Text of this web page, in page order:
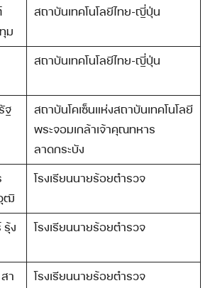
ม
สถาบันเทคโนโลยีไทย-ญี่ปุ่น
สถาบันเทคโนโลยีไทย-ญี่ปุ่น
ฐ
สถาบันโคเซ็นแห่งสถาบันเทคโนโลยี
พระจอมเกล้าเจ้าคุณทหาร
ลาดกระบัง
ฒิ
โรงเรียนนายร้อยตำรวจ
รุ้ง
โรงเรียนนายร้อยตำรวจ
า
โรงเรียนนายร้อยตำรวจ